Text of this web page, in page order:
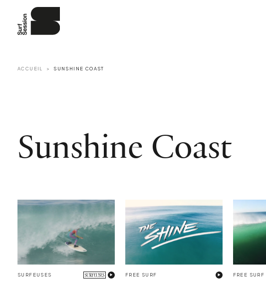
ACCUEIL SUNSHINE COAST
Sunshine Coast
SURFEUSES FREE SURF FREE SURF